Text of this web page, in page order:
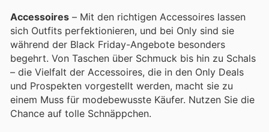
Accessoires – Mit den richtigen Accessoires lassen
sich Outfits perfektionieren, und bei Only sind sie
während der Black Friday-Angebote besonders
begehrt. Von Taschen über Schmuck bis hin zu Schals
– die Vielfalt der Accessoires, die in den Only Deals
und Prospekten vorgestellt werden, macht sie zu
einem Muss für modebewusste Käufer. Nutzen Sie die
Chance auf tolle Schnäppchen.